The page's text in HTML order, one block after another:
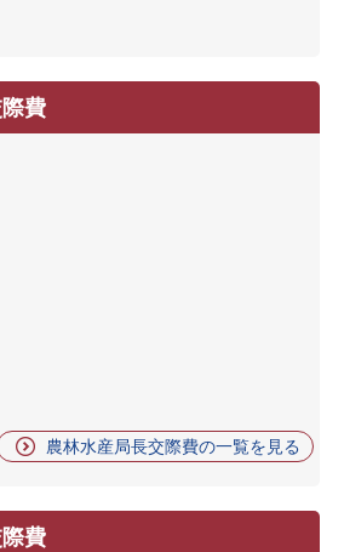
費
農林水産局長交際費の一覧を見る
費